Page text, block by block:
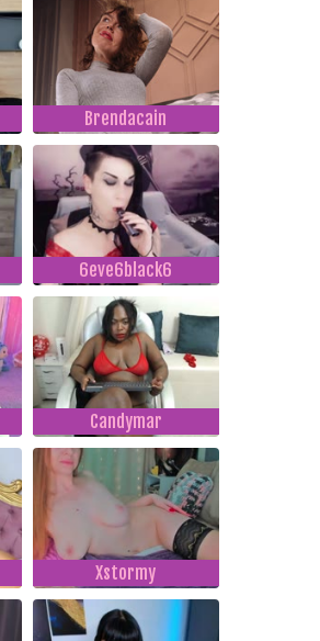
Brendacain
6eve6black6
Candymar
Xstormy